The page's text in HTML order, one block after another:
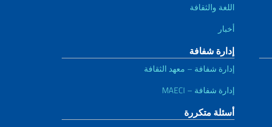
اللغة والثقافة
أخبار
إدارة شفافة
إدارة شفافة – معهد الثقافة
إدارة شفافة – MAECI
أسئلة متكررة